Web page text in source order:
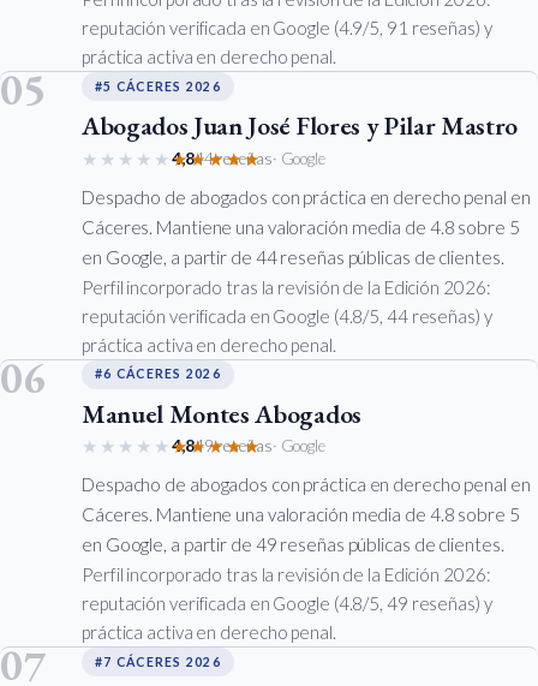
reputación verificada en Google (4.9/5, 91 reseñas) y
práctica activa en derecho penal.
05 #5 CÁCERES 2026
Abogados Juan José Flores y Pilar Mastro
★★★★★★★★★★
4,844 reseñas· Google
Despacho de abogados con práctica en derecho penal en
Cáceres. Mantiene una valoración media de 4.8 sobre 5
en Google, a partir de 44 reseñas públicas de clientes.
Perfil incorporado tras la revisión de la Edición 2026:
reputación verificada en Google (4.8/5, 44 reseñas) y
práctica activa en derecho penal.
06 #6 CÁCERES 2026
Manuel Montes Abogados
★★★★★★★★★★
4,849 reseñas· Google
Despacho de abogados con práctica en derecho penal en
Cáceres. Mantiene una valoración media de 4.8 sobre 5
en Google, a partir de 49 reseñas públicas de clientes.
Perfil incorporado tras la revisión de la Edición 2026:
reputación verificada en Google (4.8/5, 49 reseñas) y
práctica activa en derecho penal.
07 #7 CÁCERES 2026